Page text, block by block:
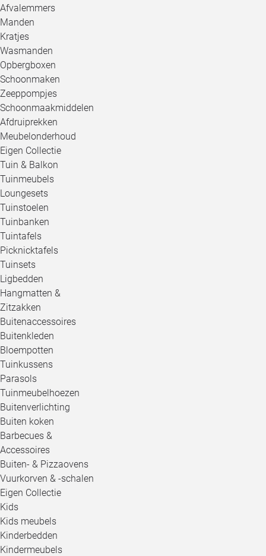
Afvalemmers
Manden
Kratjes
Wasmanden
Opbergboxen
Schoonmaken
Zeeppompjes
Schoonmaakmiddelen
Afdruiprekken
Meubelonderhoud
Eigen Collectie
Tuin & Balkon
Tuinmeubels
Loungesets
Tuinstoelen
Tuinbanken
Tuintafels
Picknicktafels
Tuinsets
Ligbedden
Hangmatten &
Zitzakken
Buitenaccessoires
Buitenkleden
Bloempotten
Tuinkussens
Parasols
Tuinmeubelhoezen
Buitenverlichting
Buiten koken
Barbecues &
Accessoires
Buiten- & Pizzaovens
Vuurkorven & -schalen
Eigen Collectie
Kids
Kids meubels
Kinderbedden
Kindermeubels